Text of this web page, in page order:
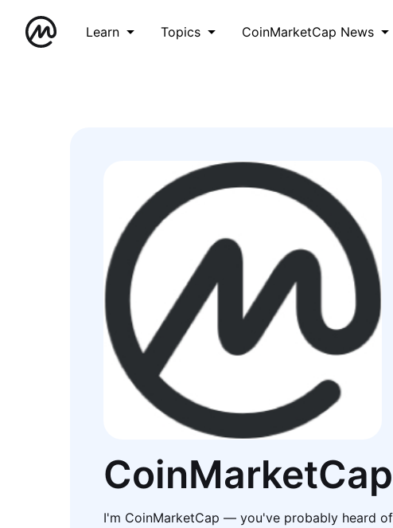
Learn Topics CoinMarketCap News
CoinMarketCap
I'm CoinMarketCap — you've probably heard of